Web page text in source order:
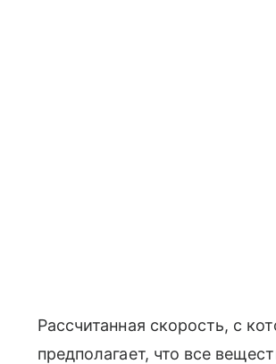
Рассчитанная скорость, с
предполагает, что все